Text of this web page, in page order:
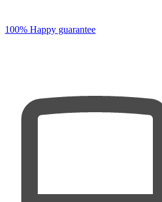
100% Happy guarantee